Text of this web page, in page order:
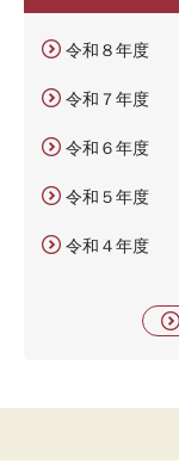
令和８年度
令和７年度
令和６年度
令和５年度
令和４年度